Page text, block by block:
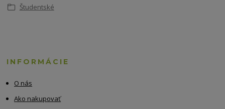
Študentské
INFORMÁCIE
O nás
Ako nakupovať